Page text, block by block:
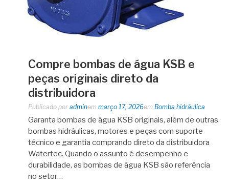
Compre bombas de água KSB e
peças originais direto da
distribuidora
Publicado por adminem março 17, 2026em Bomba hidráulica
Garanta bombas de água KSB originais, além de outras
bombas hidráulicas, motores e peças com suporte
técnico e garantia comprando direto da distribuidora
Watertec. Quando o assunto é desempenho e
durabilidade, as bombas de água KSB são referência
no setor…